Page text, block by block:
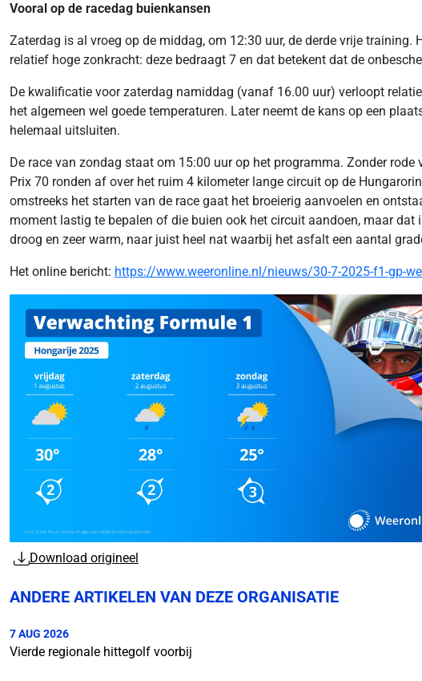
Vooral op de racedag buienkansen
Zaterdag is al vroeg op de middag, om 12:30 uur, de derde vrije
relatief hoge zonkracht: deze bedraagt 7 en dat betekent dat de
De kwalificatie voor zaterdag namiddag (vanaf 16.00 uur) verloopt
het algemeen wel goede temperaturen. Later neemt de kans op een
helemaal uitsluiten.
De race van zondag staat om 15:00 uur op het programma. Zonder
Prix 70 ronden af over het ruim 4 kilometer lange circuit op de
omstreeks het starten van de race gaat het broeierig aanvoelen en
moment lastig te bepalen of die buien ook het circuit aandoen, maar
droog en zeer warm, naar juist heel nat waarbij het asfalt een aantal
Het online bericht: https://www.weeronline.nl/nieuws/30-7-2025-f1-gp-
Download origineel
ANDERE ARTIKELEN VAN DEZE ORGANISATIE
7 AUG 2026
Vierde regionale hittegolf voorbij